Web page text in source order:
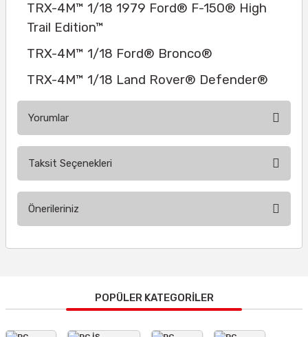
TRX-4M™ 1/18 1979 Ford® F-150® High
Trail Edition™
TRX-4M™ 1/18 Ford® Bronco®
TRX-4M™ 1/18 Land Rover® Defender®
Yorumlar
Taksit Seçenekleri
Önerileriniz
Görüş ve önerileriniz için teşekkür ederiz.
Ürün resmi kalitesiz, bozuk veya görüntülenemiyor.
POPÜLER KATEGORİLER